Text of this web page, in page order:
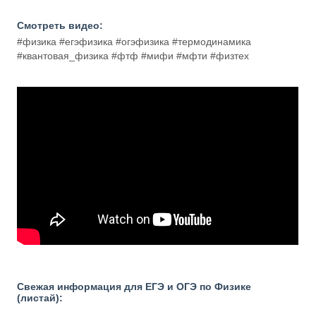
Смотреть видео:
#физика #егэфизика #огэфизика #термодинамика
#квантовая_физика #фтф #мифи #мфти #физтех
Свежая информация для ЕГЭ и ОГЭ по Физике
(листай):